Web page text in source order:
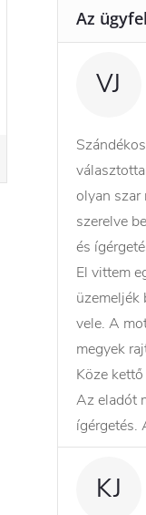
VJ
olyan szar
szerelve
és
El vittem
üzemeljék
vele. A
megyek
Köze
Az eladót
ígérgetés.
KJ